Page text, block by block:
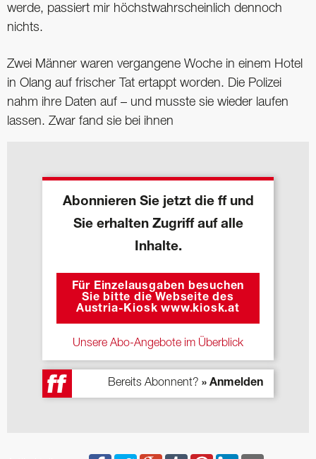
werde, passiert mir höchstwahrscheinlich dennoch
nichts.
Zwei Männer waren vergangene Woche in einem Hotel
in Olang auf frischer Tat ertappt worden. Die Polizei
nahm ihre Daten auf – und musste sie wieder laufen
lassen. Zwar fand sie bei ihnen
Abonnieren Sie jetzt die ff und
Sie erhalten Zugriff auf alle
Inhalte.
Für Einzelausgaben besuchen
Sie bitte die Webseite des
Austria-Kiosk www.kiosk.at
Unsere Abo-Angebote im Überblick
Bereits Abonnent? » Anmelden